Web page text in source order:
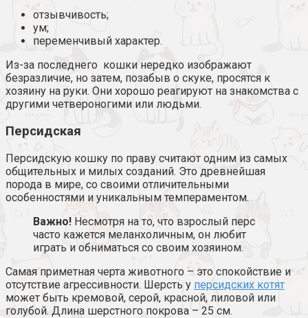
отзывчивость;
ум;
переменчивый характер.
Из-за последнего кошки нередко изображают
безразличие, но затем, позабыв о скуке, просятся к
хозяину на руки. Они хорошо реагируют на знакомства с
другими четвероногими или людьми.
Персидская
Персидскую кошку по праву считают одним из самых
общительных и милых созданий. Это древнейшая
порода в мире, со своими отличительными
особенностями и уникальным темпераментом.
Важно! Несмотря на то, что взрослый перс
часто кажется меланхоличным, он любит
играть и обниматься со своим хозяином.
Самая приметная черта животного – это спокойствие и
отсутствие агрессивности. Шерсть у персидских котят
может быть кремовой, серой, красной, лиловой или
голубой. Длина шерстного покрова – 25 см.